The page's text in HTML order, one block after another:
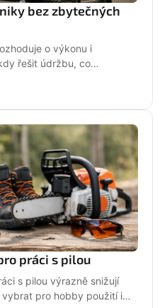
bez zbytečných
o výkonu i
řešit údržbu, co
práci s pilou
s pilou výrazně snižují
vybrat pro hobby použití i